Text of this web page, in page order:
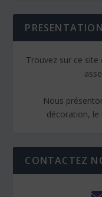
Trouvez sur ce
Nous
décoration, le
CONTACTEZ